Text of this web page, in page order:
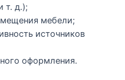
т. д.);
мебели;
источников
оформления.